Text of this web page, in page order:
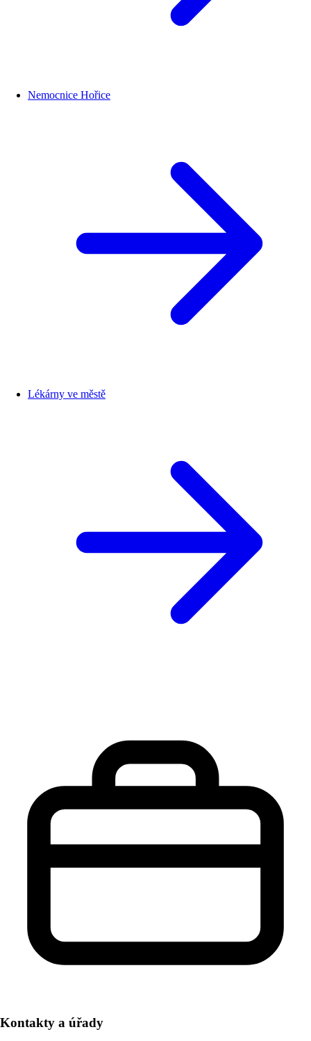
Nemocnice Hořice
Lékárny ve městě
Kontakty a úřady